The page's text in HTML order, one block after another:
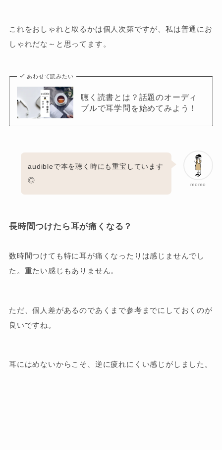
これをおしゃれと取るかは個人次第ですが、私は普通にお
しゃれだな～と思ってます。
あわせて読みたい
聴く読書とは？話題のオーディ
ブルで耳学問を始めてみよう！
momo
audibleで本を聴く時にも重宝しています
◎
長時間つけたら耳が痛くなる？
数時間つけても特に耳が痛くなったりは感じませんでし
た。重たい感じもありません。
ただ、個人差があるのであくまで参考までにしておくのが
良いですね。
耳にはめないからこそ、逆に疲れにくい感じがしました。